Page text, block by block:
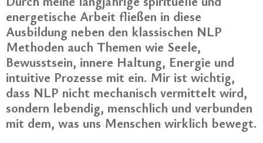
energetische Arbeit fließen in diese
Ausbildung neben den klassischen NLP
Methoden auch Themen wie Seele,
Bewusstsein, innere Haltung, Energie und
intuitive Prozesse mit ein. Mir ist wichtig,
dass NLP nicht mechanisch vermittelt wird,
sondern lebendig, menschlich und verbunden
mit dem, was uns Menschen wirklich bewegt.